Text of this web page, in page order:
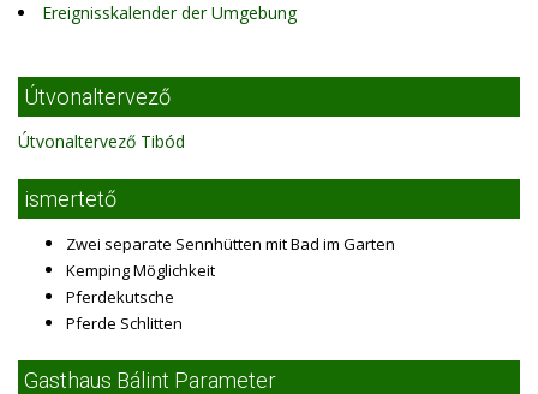
Ereignisskalender der Umgebung
Útvonaltervező
Útvonaltervező Tibód
ismertető
Zwei separate Sennhütten mit Bad im Garten
Kemping Möglichkeit
Pferdekutsche
Pferde Schlitten
Gasthaus Bálint Parameter